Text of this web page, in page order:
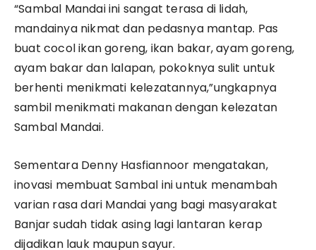
“Sambal Mandai ini sangat terasa di lidah,
mandainya nikmat dan pedasnya mantap. Pas
buat cocol ikan goreng, ikan bakar, ayam goreng,
ayam bakar dan lalapan, pokoknya sulit untuk
berhenti menikmati kelezatannya,”ungkapnya
sambil menikmati makanan dengan kelezatan
Sambal Mandai.
Sementara Denny Hasfiannoor mengatakan,
inovasi membuat Sambal ini untuk menambah
varian rasa dari Mandai yang bagi masyarakat
Banjar sudah tidak asing lagi lantaran kerap
dijadikan lauk maupun sayur.